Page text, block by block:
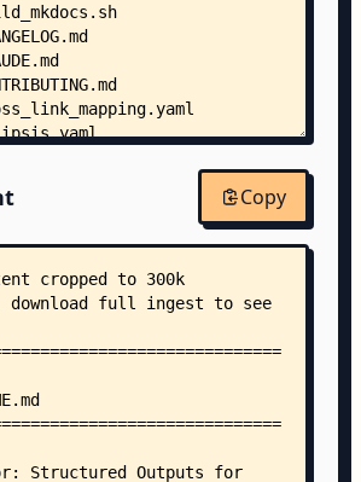
doc.txt
examples.txt
commit-config.yaml
Copy